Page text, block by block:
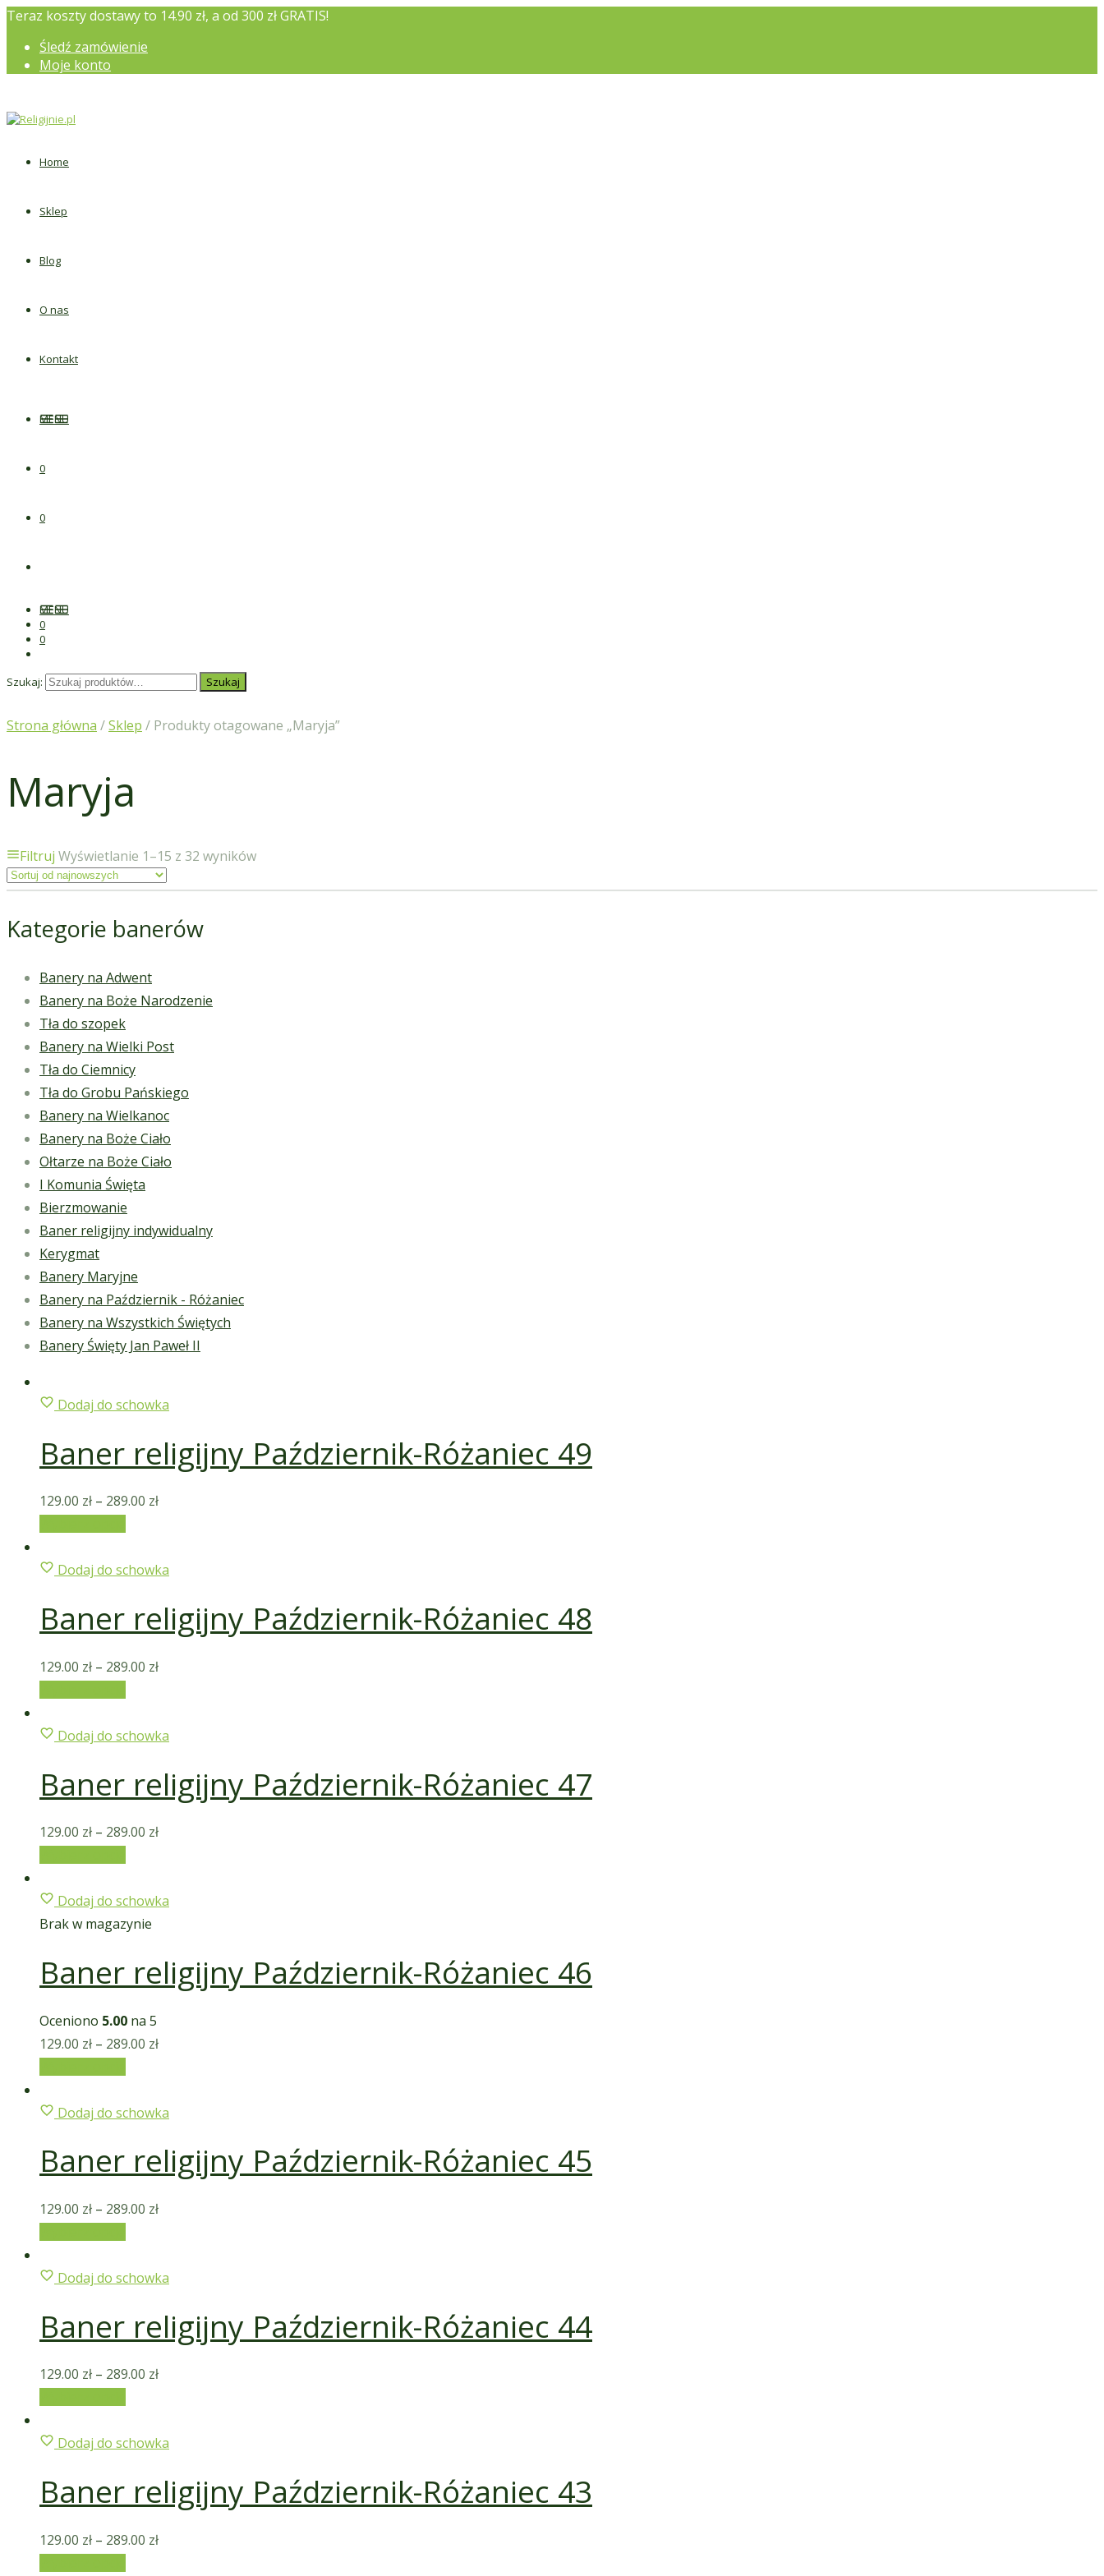
Teraz koszty dostawy to 14.90 zł, a od 300 zł GRATIS!
Śledź zamówienie
Moje konto
Home
Sklep
Blog
O nas
Kontakt
MENU
0
0
MENU
0
0
Szukaj: Szukaj
Strona główna /Sklep / Produkty otagowane „Maryja”
Maryja
Filtruj Wyświetlanie 1–15 z 32 wyników
Kategorie banerów
Banery na Adwent
Banery na Boże Narodzenie
Tła do szopek
Banery na Wielki Post
Tła do Ciemnicy
Tła do Grobu Pańskiego
Banery na Wielkanoc
Banery na Boże Ciało
Ołtarze na Boże Ciało
I Komunia Święta
Bierzmowanie
Baner religijny indywidualny
Kerygmat
Banery Maryjne
Banery na Październik - Różaniec
Banery na Wszystkich Świętych
Banery Święty Jan Paweł II
Dodaj do schowka
Baner religijny Październik-Różaniec 49
129.00 zł – 289.00 zł
Dodaj do schowka
Baner religijny Październik-Różaniec 48
129.00 zł – 289.00 zł
Dodaj do schowka
Baner religijny Październik-Różaniec 47
129.00 zł – 289.00 zł
Dodaj do schowka
Brak w magazynie
Baner religijny Październik-Różaniec 46
Oceniono 5.00 na 5
129.00 zł – 289.00 zł
Dodaj do schowka
Baner religijny Październik-Różaniec 45
129.00 zł – 289.00 zł
Dodaj do schowka
Baner religijny Październik-Różaniec 44
129.00 zł – 289.00 zł
Dodaj do schowka
Baner religijny Październik-Różaniec 43
129.00 zł – 289.00 zł